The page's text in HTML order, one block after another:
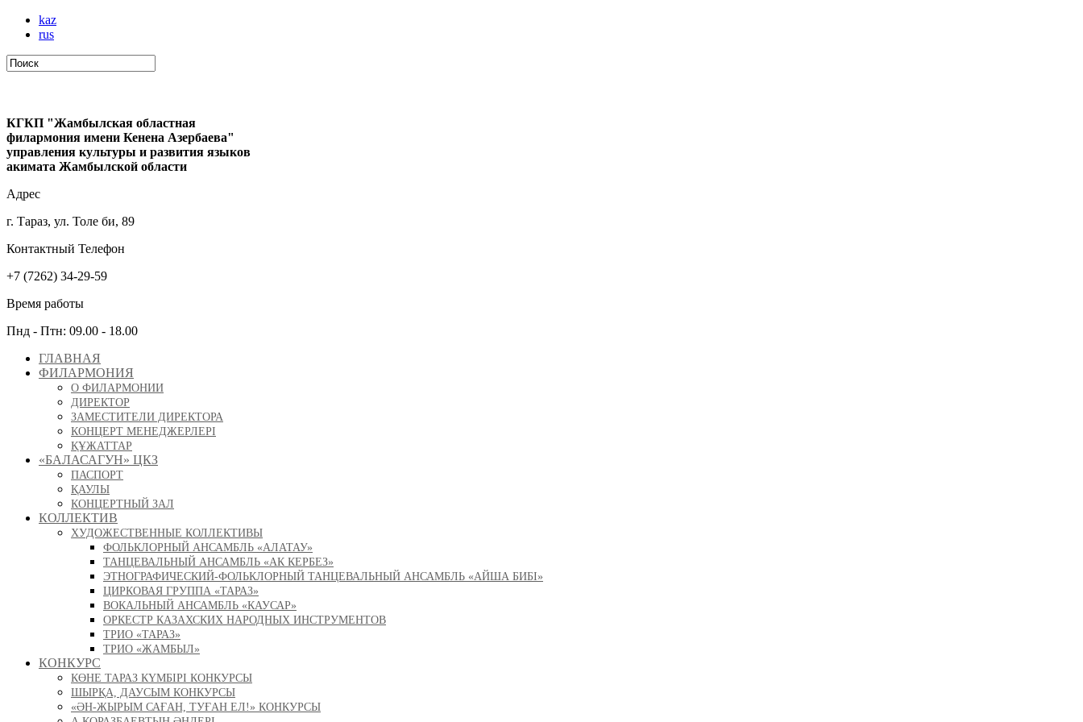
kaz
rus
КГКП "Жамбылская областная
филармония имени Кенена Азербаева"
управления культуры и развития языков
акимата Жамбылской области
Адрес
г. Тараз, ул. Толе би, 89
Контактный Телефон
+7 (7262) 34-29-59
Время работы
Пнд - Птн: 09.00 - 18.00
ГЛАВНАЯ
ФИЛАРМОНИЯ
О ФИЛАРМОНИИ
ДИРЕКТОР
ЗАМЕСТИТЕЛИ ДИРЕКТОРА
КОНЦЕРТ МЕНЕДЖЕРЛЕРІ
ҚҰЖАТТАР
«БАЛАСАГУН» ЦКЗ
ПАСПОРТ
ҚАУЛЫ
КОНЦЕРТНЫЙ ЗАЛ
КОЛЛЕКТИВ
ХУДОЖЕСТВЕННЫЕ КОЛЛЕКТИВЫ
ФОЛЬКЛОРНЫЙ АНСАМБЛЬ «АЛАТАУ»
ТАНЦЕВАЛЬНЫЙ АНСАМБЛЬ «АК КЕРБЕЗ»
ЭТНОГРАФИЧЕСКИЙ-ФОЛЬКЛОРНЫЙ ТАНЦЕВАЛЬНЫЙ АНСАМБЛЬ «АЙША БИБІ»
ЦИРКОВАЯ ГРУППА «ТАРАЗ»
ВОКАЛЬНЫЙ АНСАМБЛЬ «КАУСАР»
ОРКЕСТР КАЗАХСКИХ НАРОДНЫХ ИНСТРУМЕНТОВ
ТРИО «ТАРАЗ»
ТРИО «ЖАМБЫЛ»
КОНКУРС
КӨНЕ ТАРАЗ КҮМБІРІ КОНКУРСЫ
ШЫРҚА, ДАУСЫМ КОНКУРСЫ
«ӘН-ЖЫРЫМ САҒАН, ТУҒАН ЕЛ!» КОНКУРСЫ